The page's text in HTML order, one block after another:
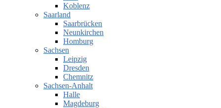
Koblenz
Saarland
Saarbrücken
Neunkirchen
Homburg
Sachsen
Leipzig
Dresden
Chemnitz
Sachsen-Anhalt
Halle
Magdeburg